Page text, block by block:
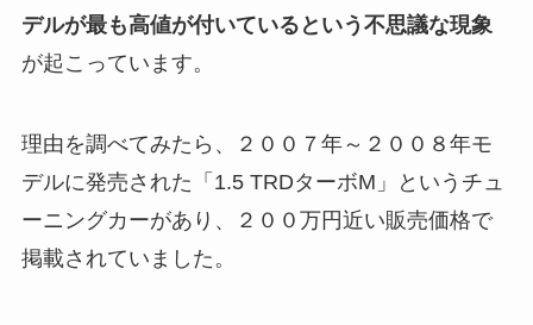
デルが最も高値が付いているという不思議な現象
が起こっています。
理由を調べてみたら、２００７年～２００８年モ
デルに発売された「1.5 TRDターボM」というチュ
ーニングカーがあり、２００万円近い販売価格で
掲載されていました。